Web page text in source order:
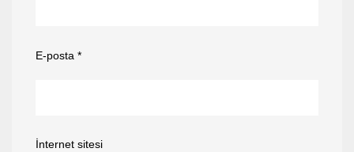
E-posta *
İnternet sitesi